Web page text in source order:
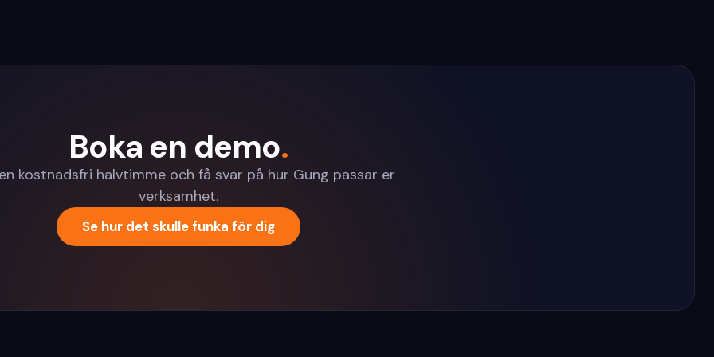
Boka en demo.
kostnadsfri halvtimme och få svar på hur Gung passar er
verksamhet.
Se hur det skulle funka för dig